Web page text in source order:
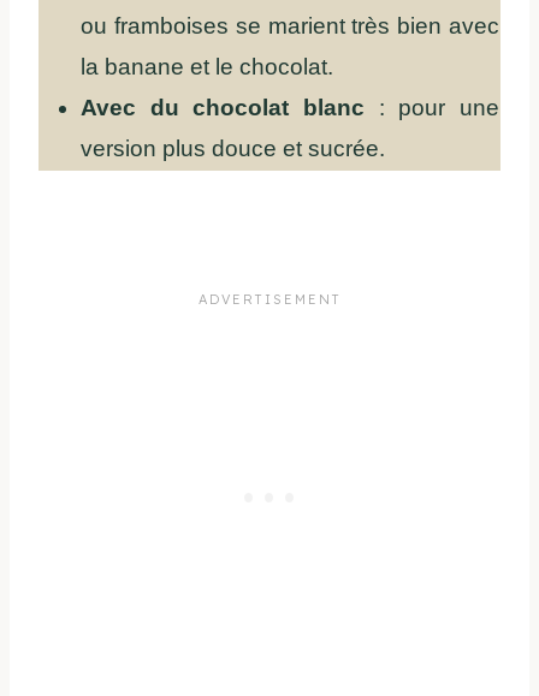
ou framboises se marient très bien avec
la banane et le chocolat.
Avec du chocolat blanc : pour une
version plus douce et sucrée.